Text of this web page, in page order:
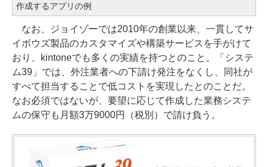
作成するアプリの例
なお、ジョイゾーでは2010年の創業以来、一貫してサ
イボウズ製品のカスタマイズや構築サービスを手がけて
おり、kintoneでも多くの実績を持つとのこと。「システ
ム39」では、外注業者への下請け発注をなくし、同社が
すべて担当することで低コストを実現したとのことだ。
なお必須ではないが、要望に応じて作成した業務システ
ムの保守も月額3万9000円（税別）で請け負う。